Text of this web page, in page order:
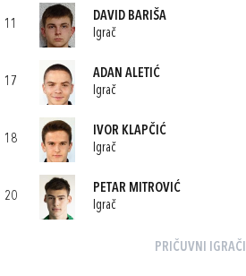
11
DAVID BARIŠA
Igrač
17
ADAN ALETIĆ
Igrač
18
IVOR KLAPČIĆ
Igrač
20
PETAR MITROVIĆ
Igrač
PRIČUVNI IGRAČI